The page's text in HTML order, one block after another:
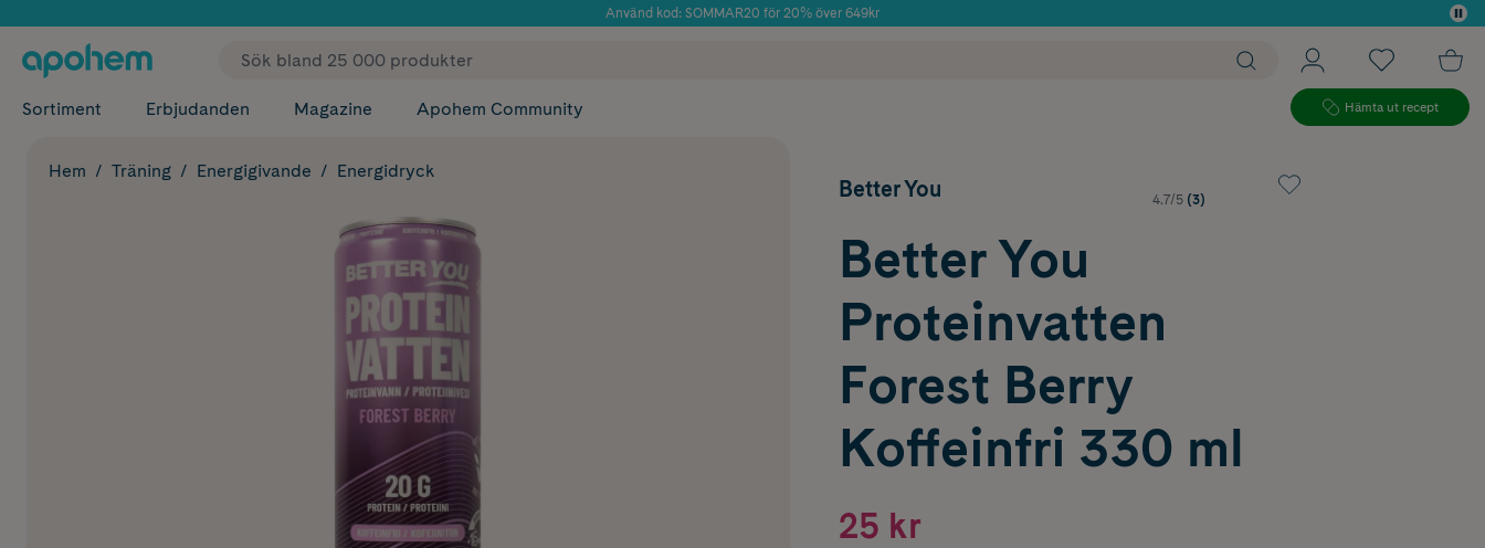
Använd kod: SOMMAR20 för 20% över 649kr
✓ Fri frakt
Sortiment Erbjudanden Magazine Apohem Community Hämta ut recept
Hem Träning Energigivande Energidryck
Better You 4.7/5 (3)
Better You
Proteinvatten
Forest Berry
Koffeinfri 330 ml
25 kr